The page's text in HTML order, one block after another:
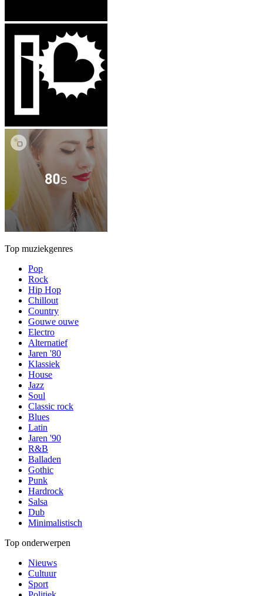
Top muziekgenres
Pop
Rock
Hip Hop
Chillout
Country
Gouwe ouwe
Electro
Alternatief
Jaren '80
Klassiek
House
Jazz
Soul
Classic rock
Blues
Latin
Jaren '90
R&B
Balladen
Gothic
Punk
Hardrock
Salsa
Dub
Minimalistisch
Top onderwerpen
Nieuws
Cultuur
Sport